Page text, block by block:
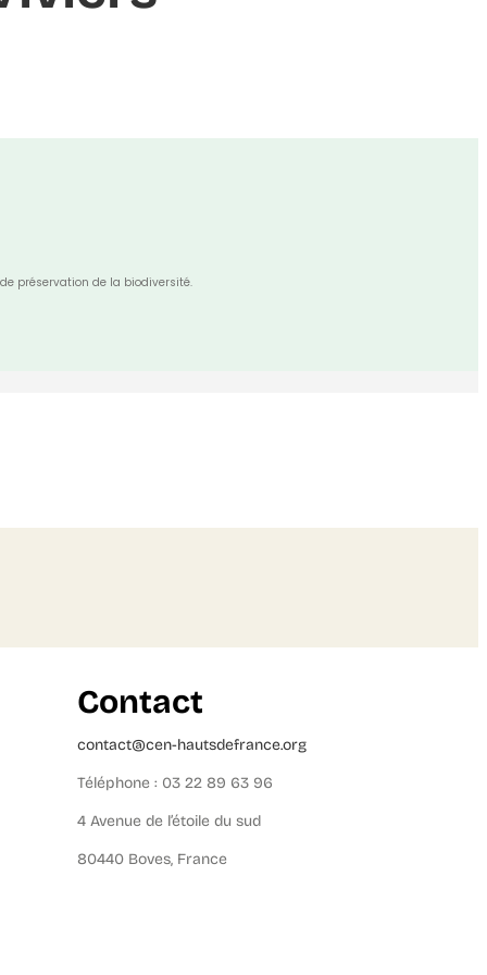
préservation de la biodiversité.
Contact
contact@cen-hautsdefrance.org
Téléphone : 03 22 89 63 96
4 Avenue de l’étoile du sud
80440 Boves, France